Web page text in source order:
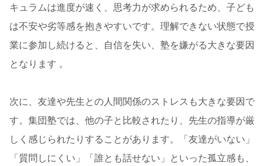
キュラムは進度が速く、思考力が求められるため、子ども
は不安や劣等感を抱きやすいです。理解できない状態で授
業に参加し続けると、自信を失い、塾を嫌がる大きな要因
となります 。
次に、友達や先生との人間関係のストレスも大きな要因で
す。集団塾では、他の子と比較されたり、先生の指導が厳
しく感じられたりすることがあります。「友達がいない」
「質問しにくい」「誰とも話せない」といった孤立感も、